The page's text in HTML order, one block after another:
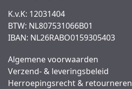
K.v.K: 12031404
BTW: NL807531066B01
IBAN: NL26RABO0159305403
Algemene voorwaarden
Verzend- & leveringsbeleid
Herroepingsrecht & retourneren